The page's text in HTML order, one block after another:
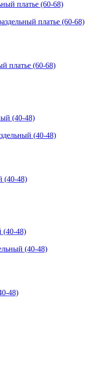
платье (60-68)
платье (60-68)
(40-48)
(40-48)
(40-48)
48)